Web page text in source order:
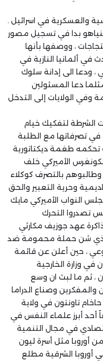
والعسكرية في اسرائيل .
نتنياهو بدا في تسجيل مصور
، ووصفها بأنها
ألمانيا النازية في
، ودعا الى إدانة سلوك
دعا المسئولين
وفي الولايات إلى التدخل
الشرطة لتفكيك خيام
في تصرفاتها مع الطلبة
طغمة ديكتاتورية
الأميركي خلف
بالتصرف كوكلاء
وحرية التعبير والحق
النواب الأميركي مايك
تصدروا التحرك
عهد جوزيف مكارثي
شن حملة محمومة ضد
، حين أعلن عن قائمة
في وزارة الخارجية
، ثم ما لبث ان وسع
وصناع الدراما
تاونتون في ولاية
أبرز علماء النفس في
في مجال التنمية
أوروبا مثل أسرة ليون
أوروبا الشرقية مطلع